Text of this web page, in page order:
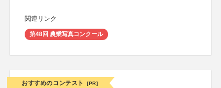
関連リンク
第48回 農業写真コンクール
おすすめのコンテスト [PR]